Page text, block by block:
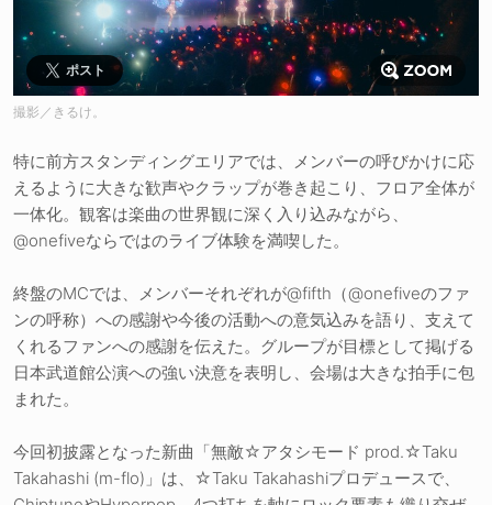
ポスト
撮影／きるけ。
特に前方スタンディングエリアでは、メンバーの呼びかけに応
えるように大きな歓声やクラップが巻き起こり、フロア全体が
一体化。観客は楽曲の世界観に深く入り込みながら、
@onefiveならではのライブ体験を満喫した。
終盤のMCでは、メンバーそれぞれが@fifth（@onefiveのファ
ンの呼称）への感謝や今後の活動への意気込みを語り、支えて
くれるファンへの感謝を伝えた。グループが目標として掲げる
日本武道館公演への強い決意を表明し、会場は大きな拍手に包
まれた。
今回初披露となった新曲「無敵☆アタシモード prod.☆Taku
Takahashi (m-flo)」は、☆Taku Takahashiプロデュースで、